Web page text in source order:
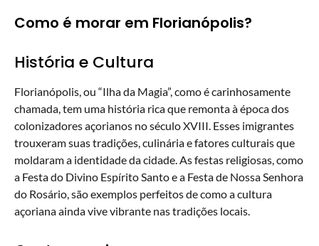
Como é morar em Florianópolis?
História e Cultura
Florianópolis, ou “Ilha da Magia”, como é carinhosamente
chamada, tem uma história rica que remonta à época dos
colonizadores açorianos no século XVIII. Esses imigrantes
trouxeram suas tradições, culinária e fatores culturais que
moldaram a identidade da cidade. As festas religiosas, como
a Festa do Divino Espírito Santo e a Festa de Nossa Senhora
do Rosário, são exemplos perfeitos de como a cultura
açoriana ainda vive vibrante nas tradições locais.